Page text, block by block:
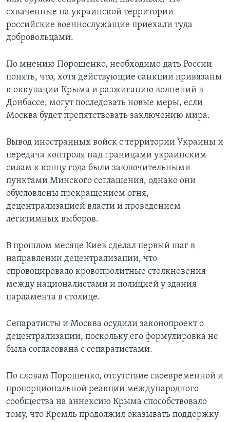
схваченные на украинской территории
российские военнослужащие приехали туда
добровольцами.
По мнению Порошенко, необходимо дать России
понять, что, хотя действующие санкции привязаны
к оккупации Крыма и разжиганию волнений в
Донбассе, могут последовать новые меры, если
Москва будет препятствовать заключению мира.
Вывод иностранных войск с территории Украины и
передача контроля над границами украинским
силам к концу года были заключительными
пунктами Минского соглашения, однако они
обусловлены прекращением огня,
децентрализацией власти и проведением
легитимных выборов.
В прошлом месяце Киев сделал первый шаг в
направлении децентрализации, что
спровоцировало кровопролитные столкновения
между националистами и полицией у здания
парламента в столице.
Сепаратисты и Москва осудили законопроект о
децентрализации, поскольку его формулировка не
была согласована с сепаратистами.
По словам Порошенко, отсутствие своевременной и
пропорциональной реакции международного
сообщества на аннексию Крыма способствовало
тому, что Кремль продолжил оказывать поддержку